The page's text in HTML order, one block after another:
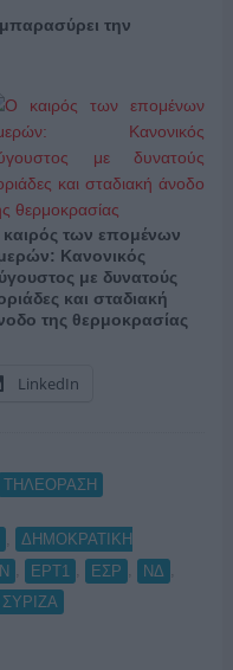
την
των επομένων
Κανονικός
με δυνατούς
και σταδιακή
της θερμοκρασίας
LinkedIn
ΤΗΛΕΟΡΑΣΗ
ΔΗΜΟΚΡΑΤΙΚΗ
ΕΡΤ1 ΕΣΡ ΝΔ
ΣΥΡΙΖΑ